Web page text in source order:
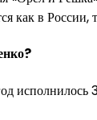
как в России,
исполнилось